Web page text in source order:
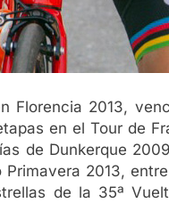
Florencia 2013,
en el Tour de
de Dunkerque
Primavera 2013,
de la 35ª